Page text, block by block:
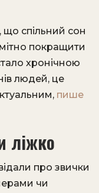
спільний сон
покращити
хронічною
людей, це
пише
ліжко
про звички
чи